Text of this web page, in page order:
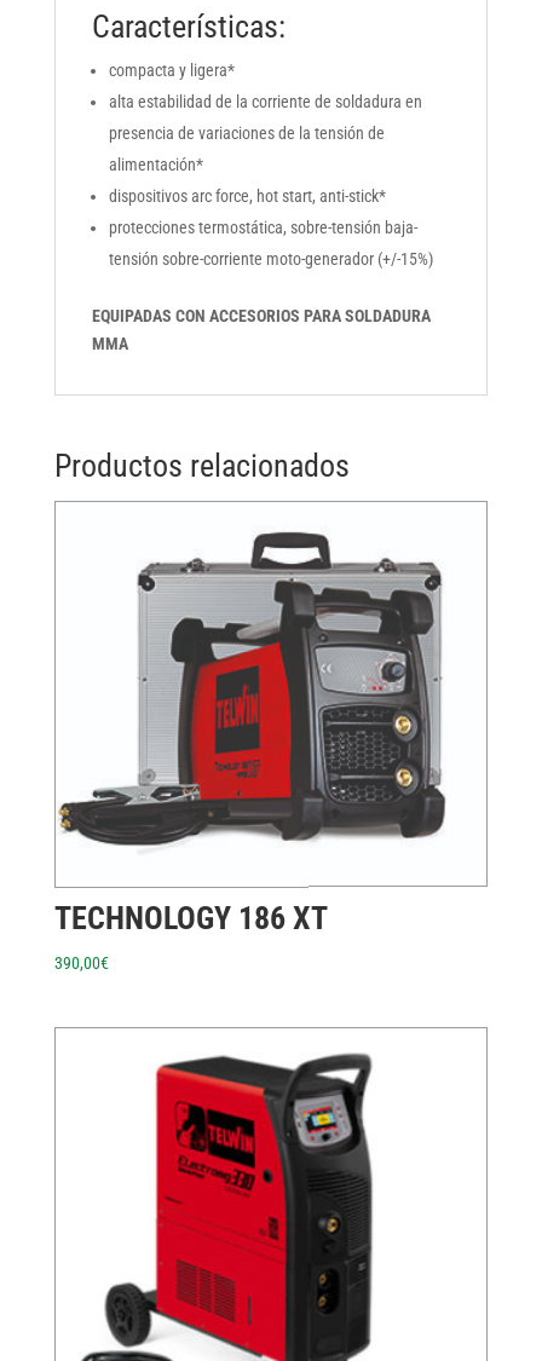
Características:
compacta y ligera*
alta estabilidad de la corriente de soldadura en
presencia de variaciones de la tensión de
alimentación*
dispositivos arc force, hot start, anti-stick*
protecciones termostática, sobre-tensión baja-
tensión sobre-corriente moto-generador (+/-15%)
EQUIPADAS CON ACCESORIOS PARA SOLDADURA
MMA
Productos relacionados
TECHNOLOGY 186 XT
390,00€